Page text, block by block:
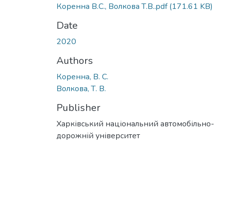
Коренна В.С., Волкова Т.В..pdf(171.61 KB)
Date
2020
Authors
Коренна, В. С.
Волкова, Т. В.
Publisher
Харківський національний автомобільно-
дорожній університет